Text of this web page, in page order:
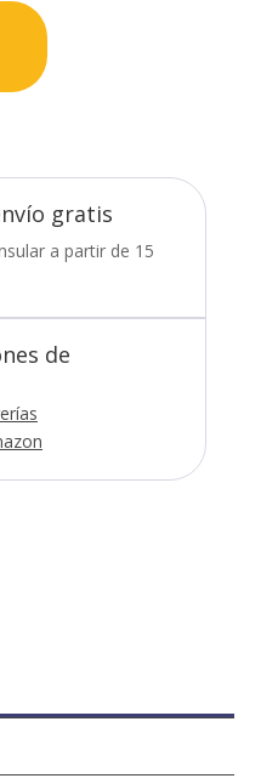
gratis
a partir de 15
de